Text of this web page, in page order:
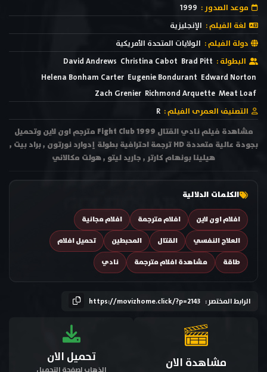
موعد الصدور : 1999
لغة الفيلم : الإنجليزية
دولة الفيلم : الولايات المتحدة الأمريكية
البطولة : Brad Pitt
Christina Cabot
David Andrews
Edward Norton
Eugenie Bondurant
Helena Bonham Carter
Meat Loaf
Richmond Arquette
Zach Grenier
التصنيف العمرى الفيلم : R
مشاهدة فيلم نادي القتال Fight Club 1999 مترجم اون لاين وتحميل
بجودة عالية متعددة HD ترجمة احترافية بطولة إدوارد نورتون , براد بيت ,
هيلينا بونهام كارتر , جاريد ليتو , هولت مكالاني
الكلمات الدلالية
افلام اون لاين افلام مترجمة
افلام مجانية
العلاج النفسي
القتال المحبطين
تحميل افلام
طاقة
مشاهدة افلام مترجمة نادي
الرابط المختصر : https://movizhome.click/?p=2143
مشاهدة الان تحميل الان